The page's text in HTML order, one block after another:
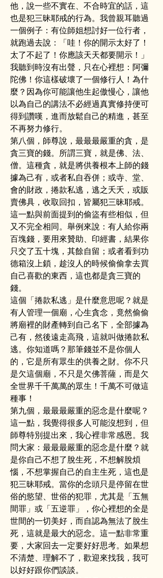
他，說一些不實在、不合時宜的話，這
也是犯三昧耶戒的行為。我曾親耳聽過
一個例子：有位師姐想討好一位行者，
就跑過去說：「哇！你的開示太好了！
太了不起了！你應該天天都要開示！」
我聽到時沒有出聲，只在心裡想：阿彌
陀佛！你這樣破壞了一個修行人！為什
麼？因為你可能讓他生起傲慢心，讓他
以為自己的講法不必經過真實修持便可
得到讚嘆，進而放鬆自己的精進，甚至
不再努力修行。
第八個，師尊說，最最最嚴重的貪，是
貪三寶的錢。所謂三寶，就是佛、法、
僧。這種貪，就是將供養根本上師的錢
據為己有，或者私自吞併；或寺、堂、
會的財政，捲款私逃，逃之夭夭，或販
賣佛具，收取回扣，皆屬犯三昧耶戒。
這一點與前面提到的偷盜有些相似，但
又不完全相同。舉例來說：有人給你兩
百塊錢，要用來贊助、印經書，結果你
只交了五十塊，其餘自留；或者看到功
德箱沒上鎖，趁沒人的時候偷偷拿去買
自己喜歡的東西，這也都是貪三寶的
錢。
這個「捲款私逃」是什麼意思呢？就是
有人管理一個廟，心生貪念，竟然偷偷
將廟裡的財產轉到自己名下，全部據為
己有，然後遠走高飛，這就叫做捲款私
逃。你知道嗎？那筆錢並不是你個人
的，它是所有眾生的供養之財。你不只
是欠這個廟，不只是欠佛菩薩，而是欠
全世界千千萬萬的眾生！千萬不可做這
種事！
第九個，最最最嚴重的惡念是什麼呢？
這一點，我覺得很多人可能沒想到，但
師尊特別提出來，我心裡非常感恩。我
問大家：最最最嚴重的惡念是什麼？就
是你自己不想了脫生死，不想解脫煩
惱，不想掌握自己的自主生死，這也是
犯三昧耶戒。當你的念頭只是停留在世
俗的慾望、世俗的犯罪，尤其是「五無
間罪」或「五逆罪」，你心裡想的全是
世間的一切美好，而自認為無法了脫生
死，這就是最大的惡念。這一點非常重
要，大家回去一定要好好思考。如果想
不清楚、理解不了，歡迎來找我，我可
以好好跟你們談談。